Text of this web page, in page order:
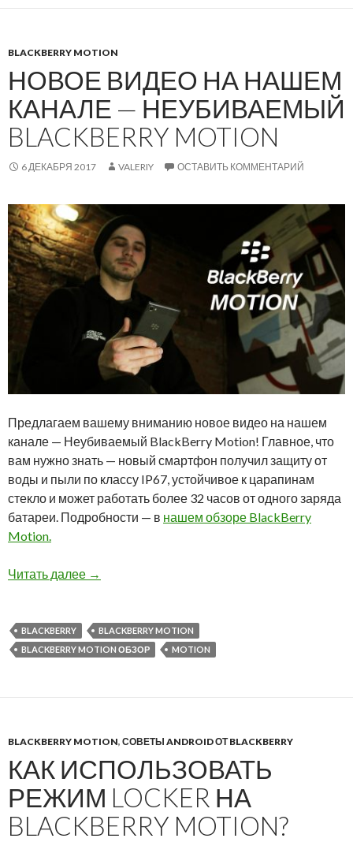
BLACKBERRY MOTION
НОВОЕ ВИДЕО НА НАШЕМ
КАНАЛЕ — НЕУБИВАЕМЫЙ
BLACKBERRY MOTION
6 ДЕКАБРЯ 2017 VALERIY ОСТАВИТЬ КОММЕНТАРИЙ
Предлагаем вашему вниманию новое видео на нашем
канале — Неубиваемый BlackBerry Motion! Главное, что
вам нужно знать — новый смартфон получил защиту от
воды и пыли по классу IP67, устойчивое к царапинам
стекло и может работать более 32 часов от одного заряда
батареи. Подробности — в нашем обзоре BlackBerry
Motion.
Читать далее Новое видео на нашем канале —
→
BLACKBERRY
BLACKBERRY MOTION
BLACKBERRY MOTION ОБЗОР
MOTION
BLACKBERRY MOTION, СОВЕТЫ ANDROID ОТ BLACKBERRY
КАК ИСПОЛЬЗОВАТЬ
РЕЖИМ LOCKER НА
BLACKBERRY MOTION?